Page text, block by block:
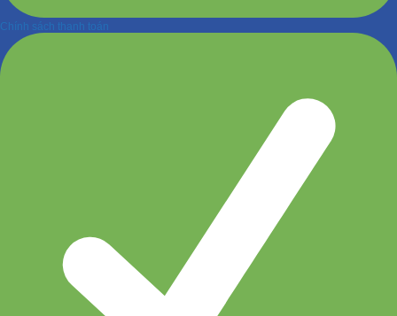
Chính sách thanh toán